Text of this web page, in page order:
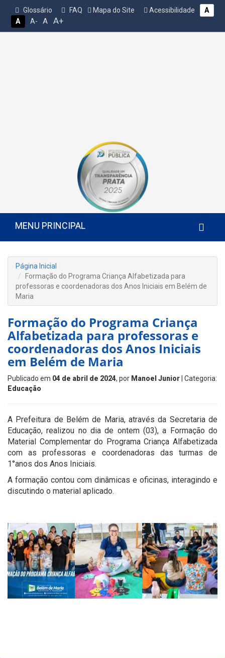
Glossário FAQ Mapa do Site Acessibilidade
A
A
A- A A+
MENU PRINCIPAL
Página Inicial
Formação do Programa Criança Alfabetizada para
professoras e coordenadoras dos Anos Iniciais em Belém de
Maria
Formação do Programa Criança
Alfabetizada para professoras e
coordenadoras dos Anos Iniciais
em Belém de Maria
Publicado em 04 de abril de 2024, por Manoel Junior | Categoria:
Educação
A Prefeitura de Belém de Maria, através da Secretaria de
Educação, realizou no dia de ontem (03), a Formação do
Material Complementar do Programa Criança Alfabetizada
com as professoras e coordenadoras das turmas de
1°anos dos Anos Iniciais.
A formação contou com dinâmicas e oficinas, interagindo e
discutindo o material aplicado.